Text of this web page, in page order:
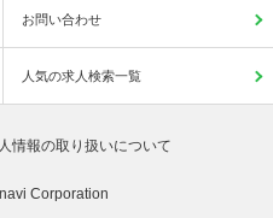
お問い合わせ
人気の求人検索一覧
情報の取り扱いについて
Corporation